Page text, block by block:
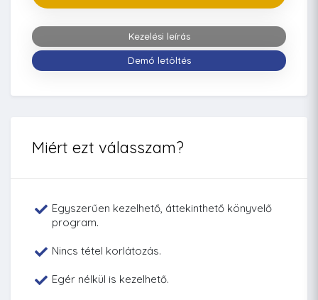
Kezelési leírás
Demó letöltés
Miért ezt válasszam?
Egyszerűen kezelhető, áttekinthető könyvelő
program.
Nincs tétel korlátozás.
Egér nélkül is kezelhető.